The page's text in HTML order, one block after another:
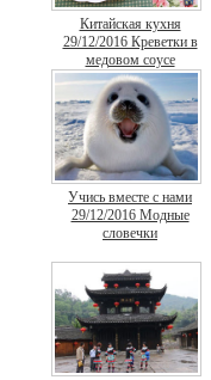
Китайская кухня
29/12/2016 Креветки в
медовом соусе
Учись вместе с нами
29/12/2016 Модные
словечки